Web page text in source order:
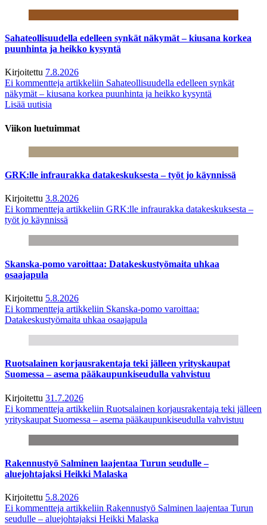
Sahateollisuudella edelleen synkät näkymät – kiusana korkea
puunhinta ja heikko kysyntä
Kirjoitettu 7.8.2026
Ei kommentteja artikkeliin Sahateollisuudella edelleen synkät
näkymät – kiusana korkea puunhinta ja heikko kysyntä
Lisää uutisia
Viikon luetuimmat
GRK:lle infraurakka datakeskuksesta – työt jo käynnissä
Kirjoitettu 3.8.2026
Ei kommentteja artikkeliin GRK:lle infraurakka datakeskuksesta –
työt jo käynnissä
Skanska-pomo varoittaa: Datakeskustyömaita uhkaa
osaajapula
Kirjoitettu 5.8.2026
Ei kommentteja artikkeliin Skanska-pomo varoittaa:
Datakeskustyömaita uhkaa osaajapula
Ruotsalainen korjausrakentaja teki jälleen yrityskaupat
Suomessa – asema pääkaupunkiseudulla vahvistuu
Kirjoitettu 31.7.2026
Ei kommentteja artikkeliin Ruotsalainen korjausrakentaja teki jälleen
yrityskaupat Suomessa – asema pääkaupunkiseudulla vahvistuu
Rakennustyö Salminen laajentaa Turun seudulle –
aluejohtajaksi Heikki Malaska
Kirjoitettu 5.8.2026
Ei kommentteja artikkeliin Rakennustyö Salminen laajentaa Turun
seudulle – aluejohtajaksi Heikki Malaska